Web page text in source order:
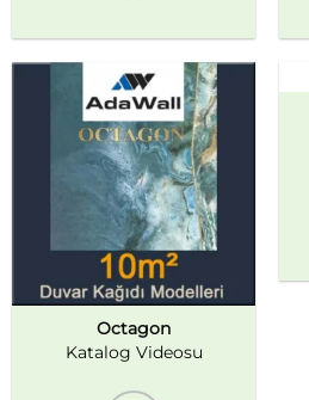
Octagon
Katalog Videosu